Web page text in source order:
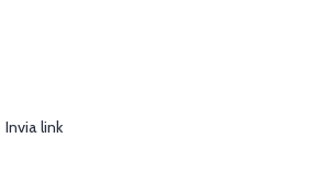
Invia link